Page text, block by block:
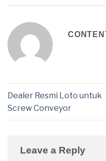
Dealer Resmi Loto untuk
Screw Conveyor
Leave a Reply